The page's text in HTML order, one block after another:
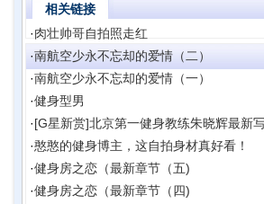
相关链接
·肉壮帅哥自拍照走红
·南航空少永不忘却的爱情（二）
·南航空少永不忘却的爱情（一）
·健身型男
·[G星新赏]北京第一健身教练朱晓辉最新写
·憨憨的健身博主，这自拍身材真好看！
·健身房之恋（最新章节（五)
·健身房之恋（最新章节（四)